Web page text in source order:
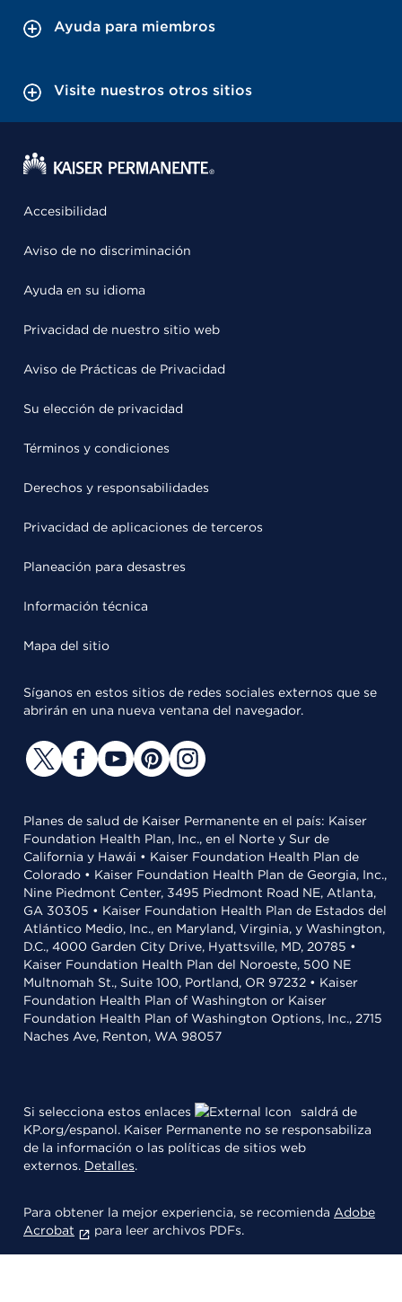
Ayuda para miembros
Visite nuestros otros sitios
Accesibilidad
Aviso de no discriminación
Ayuda en su idioma
Privacidad de nuestro sitio web
Aviso de Prácticas de Privacidad
Su elección de privacidad
Términos y condiciones
Derechos y responsabilidades
Privacidad de aplicaciones de terceros
Planeación para desastres
Información técnica
Mapa del sitio
Síganos en estos sitios de redes sociales externos que se
abrirán en una nueva ventana del navegador.
Planes de salud de Kaiser Permanente en el país: Kaiser
Foundation Health Plan, Inc., en el Norte y Sur de
California y Hawái • Kaiser Foundation Health Plan de
Colorado • Kaiser Foundation Health Plan de Georgia, Inc.,
Nine Piedmont Center, 3495 Piedmont Road NE, Atlanta,
GA 30305 • Kaiser Foundation Health Plan de Estados del
Atlántico Medio, Inc., en Maryland, Virginia, y Washington,
D.C., 4000 Garden City Drive, Hyattsville, MD, 20785 •
Kaiser Foundation Health Plan del Noroeste, 500 NE
Multnomah St., Suite 100, Portland, OR 97232 • Kaiser
Foundation Health Plan of Washington or Kaiser
Foundation Health Plan of Washington Options, Inc., 2715
Naches Ave, Renton, WA 98057
Si selecciona estos enlaces
saldrá de
KP.org/espanol. Kaiser Permanente no se responsabiliza
de la información o las políticas de sitios web
externos. Detalles.
Para obtener la mejor experiencia, se recomienda Adobe
Acrobat
para leer archivos PDFs.